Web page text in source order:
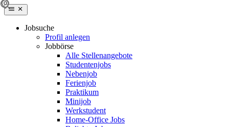
Jobsuche
Profil anlegen
Jobbörse
Alle Stellenangebote
Studentenjobs
Nebenjob
Ferienjob
Praktikum
Minijob
Werkstudent
Home-Office Jobs